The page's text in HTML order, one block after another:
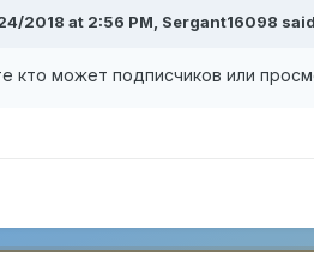
2018 at 2:56 PM, Sergant16098
кто может подписчиков или